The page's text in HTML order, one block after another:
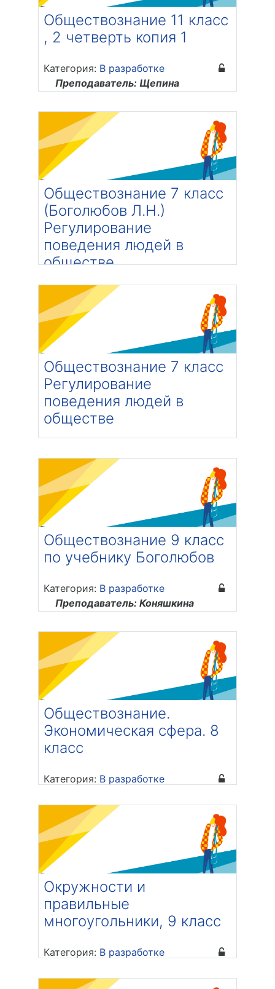
Обществознание 11 класс
, 2 четверть копия 1
Категория: В разработке
Преподаватель: Щепина
Обществознание 7 класс
(Боголюбов Л.Н.)
Регулирование
поведения людей в
обществе
Категория:
В разработке
Преподаватель: Шкроб Екатерина
Константиновна
Обществознание 7 класс
Регулирование
поведения людей в
обществе
Преподаватель: Шкроб Екатерина
Константиновна
Обществознание 9 класс
по учебнику Боголюбов
Категория: В разработке
Преподаватель: Коняшкина
Обществознание.
Экономическая сфера. 8
класс
Категория: В разработке
Анастасия Дмитриевна
Окружности и
правильные
многоугольники, 9 класс
Категория: В разработке
Нодаровна